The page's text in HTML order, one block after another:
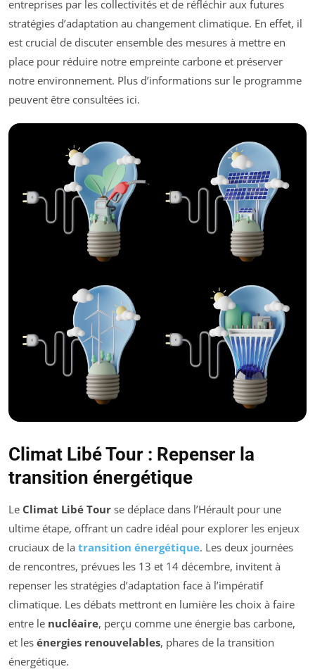
entreprises par les collectivités et de réfléchir aux futures
stratégies d’adaptation au changement climatique. En effet, il
est crucial de discuter ensemble des mesures à mettre en
place pour réduire notre empreinte carbone et préserver
notre environnement. Plus d’informations sur le programme
peuvent être consultées ici.
Climat Libé Tour : Repenser la
transition énergétique
Le Climat Libé Tour se déplace dans l’Hérault pour une
ultime étape, offrant un cadre idéal pour explorer les enjeux
cruciaux de la transition énergétique. Les deux journées
de rencontres, prévues les 13 et 14 décembre, invitent à
repenser les stratégies d’adaptation face à l’impératif
climatique. Les débats mettront en lumière les choix à faire
entre le nucléaire, perçu comme une énergie bas carbone,
et les énergies renouvelables, phares de la transition
énergétique.